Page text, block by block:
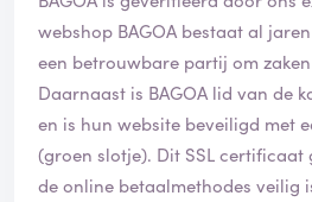
webshop BAGOA bestaat al
een betrouwbare partij om
Daarnaast is BAGOA lid van de
en is hun website beveiligd met
(groen slotje). Dit SSL
de online betaalmethodes veilig